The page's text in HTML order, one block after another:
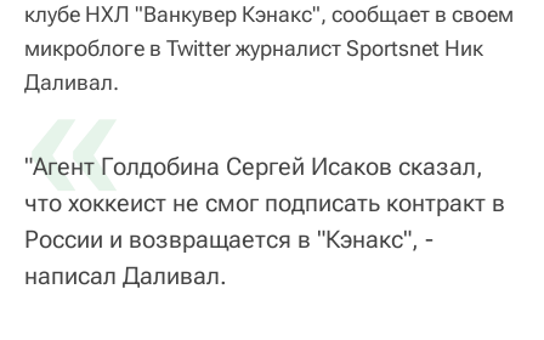
клубе НХЛ "Ванкувер Кэнакс", сообщает в своем
микроблоге в Twitter журналист Sportsnet Ник
Даливал.
«
"Агент Голдобина Сергей Исаков сказал,
что хоккеист не смог подписать контракт в
России и возвращается в "Кэнакс", -
написал Даливал.